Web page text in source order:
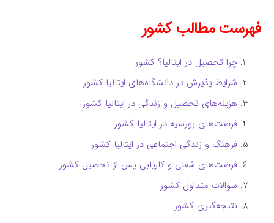
فهرست مطالب کشور
چرا تحصیل در ایتالیا؟ کشور
شرایط پذیرش در دانشگاه‌های ایتالیا کشور
هزینه‌های تحصیل و زندگی در ایتالیا کشور
فرصت‌های بورسیه در ایتالیا کشور
فرهنگ و زندگی اجتماعی در ایتالیا کشور
فرصت‌های شغلی و کاریابی پس از تحصیل کشور
سوالات متداول کشور
نتیجه‌گیری کشور